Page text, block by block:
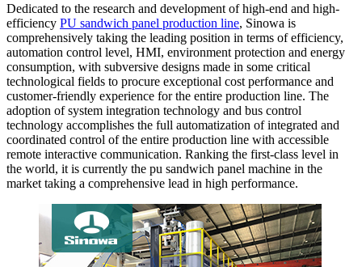
Dedicated to the research and development of high-end and high-
efficiency PU sandwich panel production line, Sinowa is
comprehensively taking the leading position in terms of efficiency,
automation control level, HMI, environment protection and energy
consumption, with subversive designs made in some critical
technological fields to procure exceptional cost performance and
customer-friendly experience for the entire production line. The
adoption of system integration technology and bus control
technology accomplishes the full automatization of integrated and
coordinated control of the entire production line with accessible
remote interactive communication. Ranking the first-class level in
the world, it is currently the pu sandwich panel machine in the
market taking a comprehensive lead in high performance.